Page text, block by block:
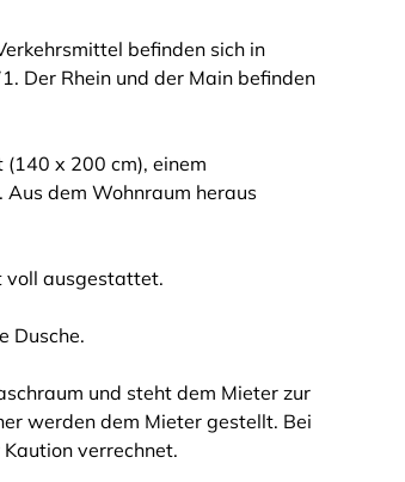
befinden sich in
Der Rhein und der Main befinden
x 200 cm), einem
Aus dem Wohnraum heraus
voll ausgestattet.
Dusche.
und steht dem Mieter zur
werden dem Mieter gestellt. Bei
verrechnet.